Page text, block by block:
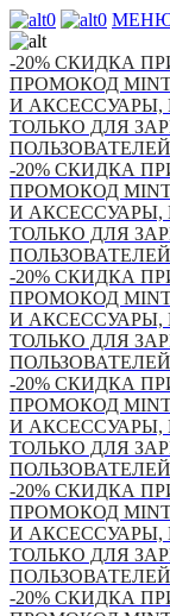
0 0
-20% СКИДКА
ПРОМОКОД
И
ТОЛЬКО ДЛЯ
ПОЛЬЗОВАТЕЛЕЙ
-20% СКИДКА
ПРОМОКОД
И
ТОЛЬКО ДЛЯ
ПОЛЬЗОВАТЕЛЕЙ
-20% СКИДКА
ПРОМОКОД
И
ТОЛЬКО ДЛЯ
ПОЛЬЗОВАТЕЛЕЙ
-20% СКИДКА
ПРОМОКОД
И
ТОЛЬКО ДЛЯ
ПОЛЬЗОВАТЕЛЕЙ
-20% СКИДКА
ПРОМОКОД
И
ТОЛЬКО ДЛЯ
ПОЛЬЗОВАТЕЛЕЙ
-20% СКИДКА